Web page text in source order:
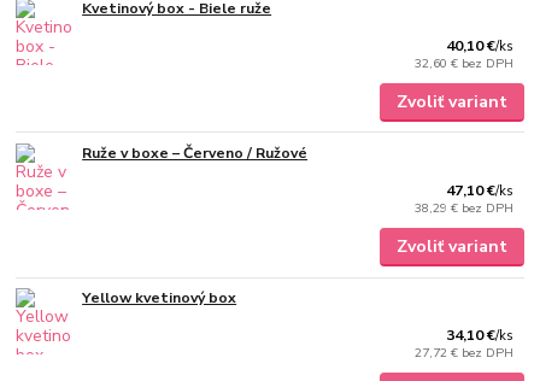
Kvetinový box - Biele ruže
40,10 €/ks
32,60 € bez DPH
Zvoliť variant
Ruže v boxe – Červeno / Ružové
47,10 €/ks
38,29 € bez DPH
Zvoliť variant
Yellow kvetinový box
34,10 €/ks
27,72 € bez DPH